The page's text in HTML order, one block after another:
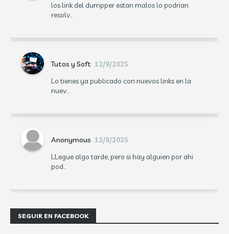
los link del dumpper estan malos lo podrian
resolv...
Tutos y Soft 12/9/2025
Lo tienes ya publicado con nuevos links en la
nuev...
Anonymous 12/9/2025
LLegue algo tarde, pero si hay alguien por ahi
pod...
SEGUIR EN FACEBOOK